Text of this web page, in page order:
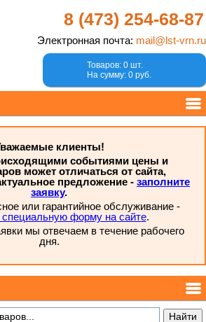
8 (473) 254-68-87
Электронная почта: mail@lst-vrn.ru
Товаров: 0 шт.
На сумму: 0 руб.
клиенты!
событиями цены и
может отличаться от сайта,
предложение - заполните
заявку.
или гарантийное обслуживание -
специальную форму на сайте.
мы отвечаем в течение рабочего
дня.